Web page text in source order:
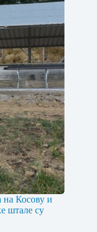
на Косову и
штале су